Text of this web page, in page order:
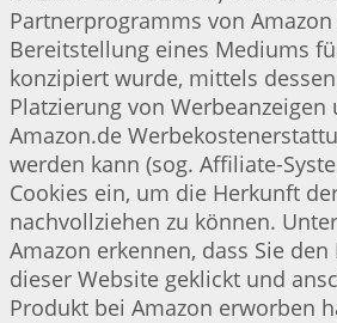
Partnerprogramms von Amazon
Bereitstellung eines Mediums
konzipiert wurde, mittels
Platzierung von Werbeanzeigen
Amazon.de
werden kann (sog. Affiliate-
Cookies ein, um die Herkunft
nachvollziehen zu können.
Amazon erkennen, dass Sie
dieser Website geklickt und
Produkt bei Amazon erworben